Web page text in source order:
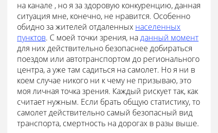
на канале , но я за здоровую конкуренцию, данная
ситуация мне, конечно, не нравится. Особенно
обидно за жителей отдаленных населенных
пунктов. С моей точки зрения, наданный момент
для них действительно безопаснее добираться
поездом или автотранспортом до регионального
центра, а уже там садиться на самолет. Но я ни в
коем случае никого ни к чему не призываю, это
моя личная точка зрения. Каждый рискует так, как
считает нужным. Если брать общую статистику, то
самолет действительно самый безопасный вид
транспорта, смертность на дорогах в разы выше.